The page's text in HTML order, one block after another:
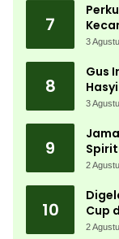
7
3
8
Gus
3
9
2
10
Cup
2